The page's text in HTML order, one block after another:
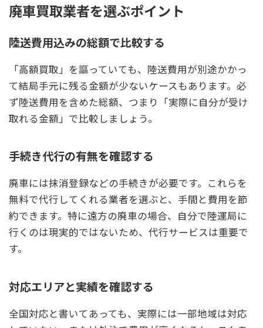
廃車買取業者を選ぶポイント
陸送費用込みの総額で比較する
「高額買取」を謳っていても、陸送費用が別途かかっ
て結局手元に残る金額が少ないケースもあります。必
ず陸送費用を含めた総額、つまり「実際に自分が受け
取れる金額」で比較しましょう。
手続き代行の有無を確認する
廃車には抹消登録などの手続きが必要です。これらを
無料で代行してくれる業者を選ぶと、手間と費用を節
約できます。特に遠方の廃車の場合、自分で陸運局に
行くのは現実的ではないため、代行サービスは重要で
す。
対応エリアと実績を確認する
全国対応と書いてあっても、実際には一部地域は対応